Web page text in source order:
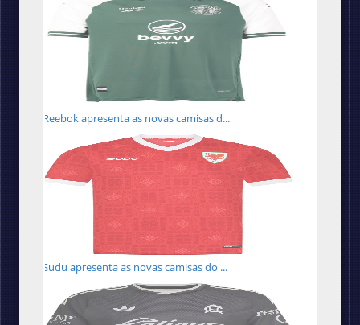
Reebok apresenta as novas camisas d...
Sudu apresenta as novas camisas do ...